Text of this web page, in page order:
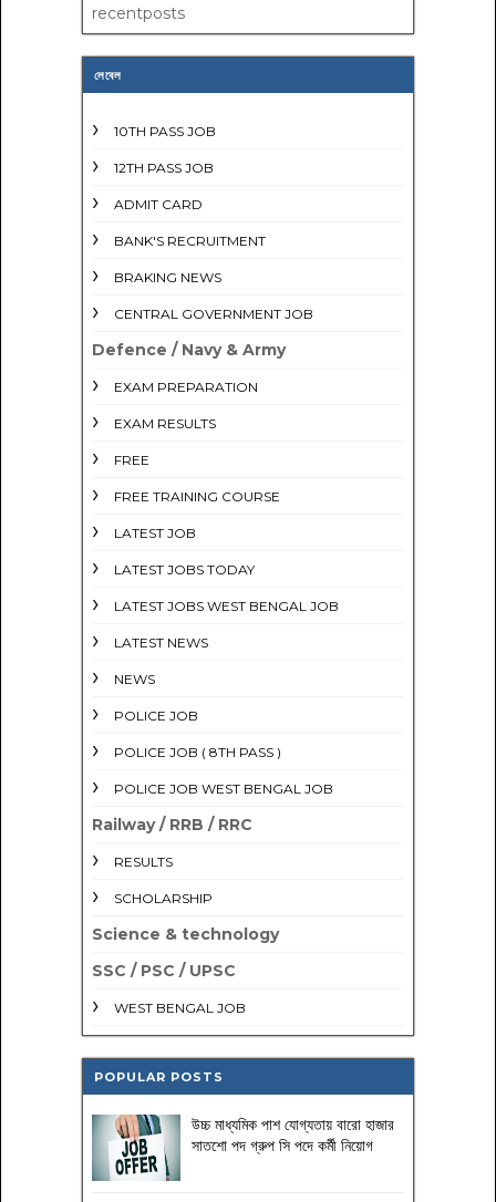
recentposts
লেবেল
10TH PASS JOB
12TH PASS JOB
ADMIT CARD
BANK'S RECRUITMENT
BRAKING NEWS
CENTRAL GOVERNMENT JOB
Defence / Navy & Army
EXAM PREPARATION
EXAM RESULTS
FREE
FREE TRAINING COURSE
LATEST JOB
LATEST JOBS TODAY
LATEST JOBS WEST BENGAL JOB
LATEST NEWS
NEWS
POLICE JOB
POLICE JOB ( 8TH PASS )
POLICE JOB WEST BENGAL JOB
Railway / RRB / RRC
RESULTS
SCHOLARSHIP
Science & technology
SSC / PSC / UPSC
WEST BENGAL JOB
POPULAR POSTS
উচ্চ মাধ্যমিক পাশ যোগ্যতায় বারো হাজার
সাতশো পদ গ্রুপ সি পদে কর্মী নিয়োগ